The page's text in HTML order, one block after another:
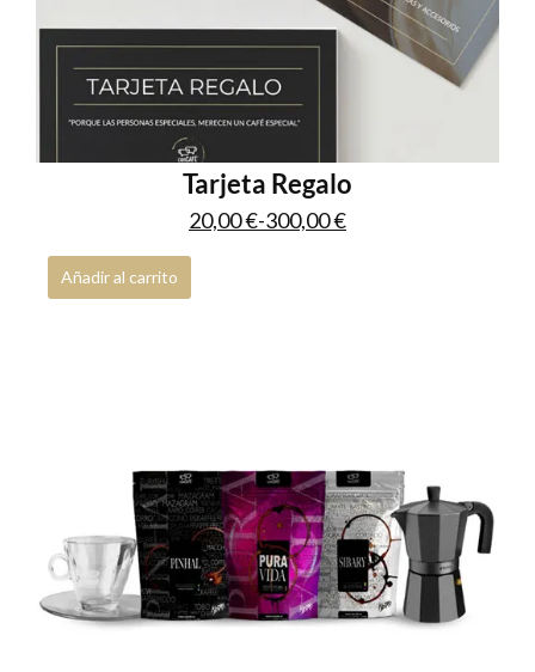
Cafés origen Vietnam 1
Marca 0
Jura 0
Brewista 0
AEROPRESS 0
Empresas 0
Calentador 0
Accesorios conCAFÉ 1
Termos 0
Tarjeta Regalo
20,00€-300,00€
Añadir al carrito